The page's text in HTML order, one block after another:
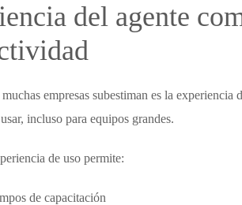
del agente
empresas subestiman es la experiencia
incluso para equipos grandes.
de uso permite:
de capacitación